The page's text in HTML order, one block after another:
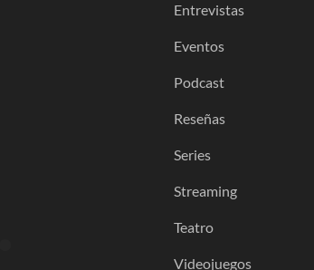
Entrevistas
Eventos
Podcast
Reseñas
Series
Streaming
Teatro
Videojuegos